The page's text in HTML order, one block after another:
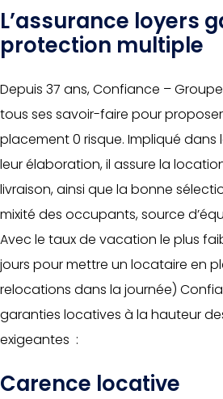
L’assurance loyers
protection multiple
Depuis 37 ans, Confiance –
tous ses savoir-faire pour
placement 0 risque. Impliqué dans
leur élaboration, il assure la
livraison, ainsi que la bonne
mixité des occupants, source
Avec le taux de vacation le plus
jours pour mettre un locataire en
relocations dans la journée)
garanties locatives à la hauteur
exigeantes :
Carence locative